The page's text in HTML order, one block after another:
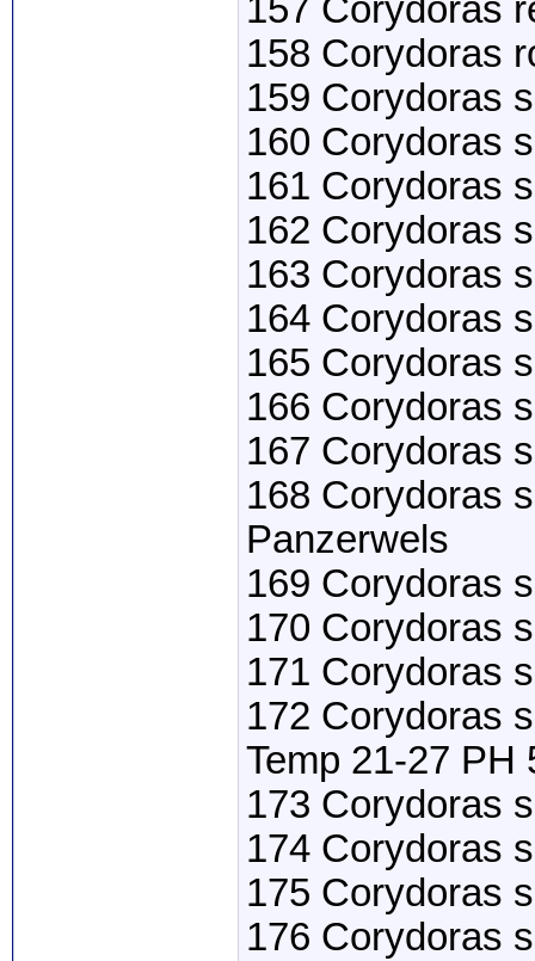
157 Corydoras
158 Corydoras
159 Corydoras
160 Corydoras
161 Corydoras
162 Corydoras
163 Corydoras
164 Corydoras
165 Corydoras
166 Corydoras
167 Corydoras
168 Corydoras
Panzerwels
169 Corydoras
170 Corydoras
171 Corydoras
172 Corydoras
Temp 21-27 PH
173 Corydoras
174 Corydoras
175 Corydoras
176 Corydoras